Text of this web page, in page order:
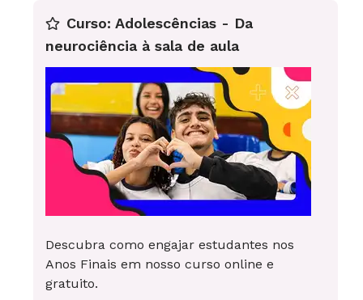
Curso: Adolescências - Da
neurociência à sala de aula
Descubra como engajar estudantes nos
Anos Finais em nosso curso online e
gratuito.